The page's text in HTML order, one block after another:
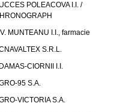
POLEACOVA I.I. /
MUNTEANU I.I., farmacie
S.R.L.
CIORNII I.I.
95 S.A.
VICTORIA S.A.